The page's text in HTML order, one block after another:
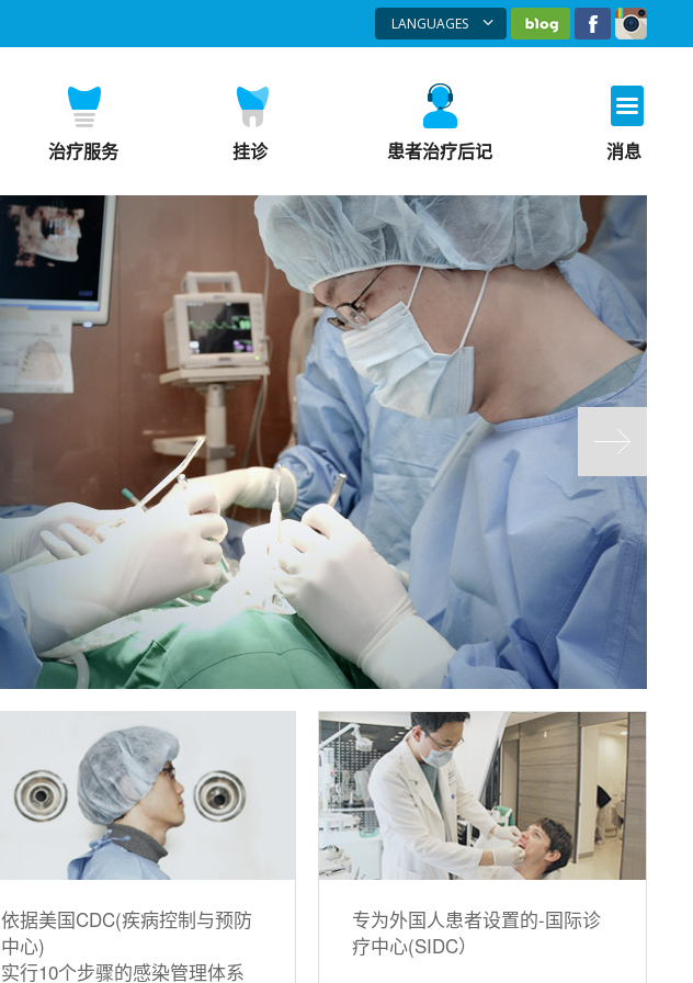
LANGUAGES
한국어
ENGLISH
русский
네이버블로그
페이스북
治疗服务 挂诊 患者治疗后记 消息
依据美国CDC(疾病控制与预防
中心)
实行10个步骤的感染管理体系
专为外国人患者设置的-国际诊
疗中心(SIDC）